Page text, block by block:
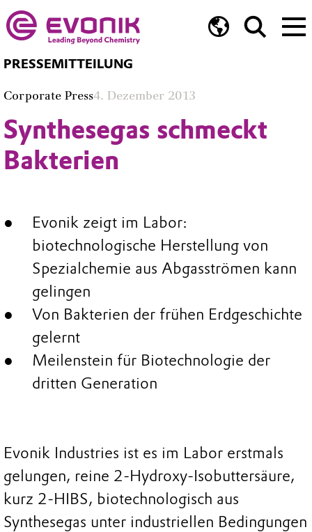
PRESSEMITTEILUNG
Corporate Press4. Dezember 2013
Synthesegas schmeckt
Bakterien
Evonik zeigt im Labor:
biotechnologische Herstellung von
Spezialchemie aus Abgasströmen kann
gelingen
Von Bakterien der frühen Erdgeschichte
gelernt
Meilenstein für Biotechnologie der
dritten Generation
Evonik Industries ist es im Labor erstmals
gelungen, reine 2-Hydroxy-Isobuttersäure,
kurz 2-HIBS, biotechnologisch aus
Synthesegas unter industriellen Bedingungen